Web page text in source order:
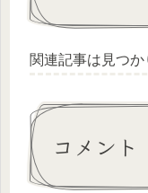
関連記事は見つか
コメント